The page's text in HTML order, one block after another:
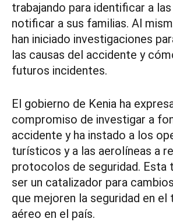
trabajando para identificar a
notificar a sus familias. Al
han iniciado investigaciones
las causas del accidente y
futuros incidentes.
El gobierno de Kenia ha
compromiso de investigar a
accidente y ha instado a los
turísticos y a las aerolíneas a
protocolos de seguridad. Esta
ser un catalizador para
que mejoren la seguridad en
aéreo en el país.